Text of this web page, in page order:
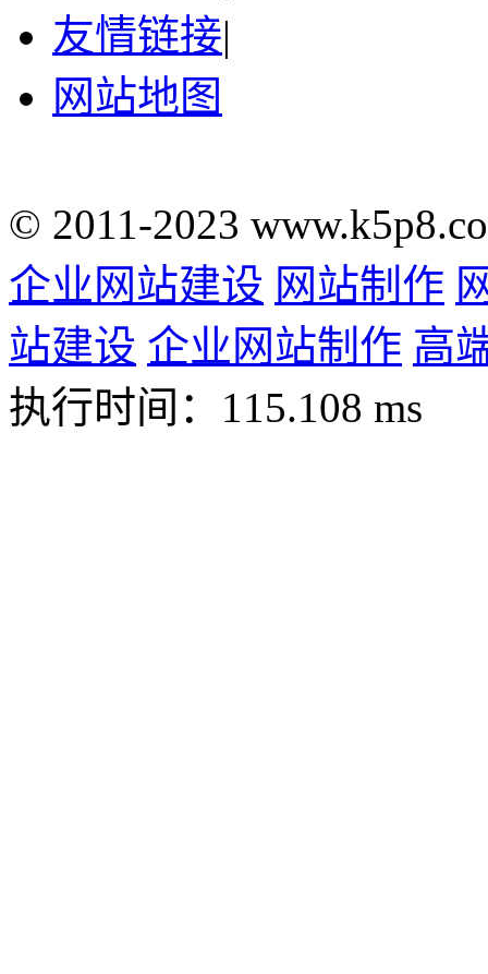
友情链接|
网站地图
© 2011-2023
企业网站建设 网站制作
站建设 企业网站制作 高
执行时间：115.108 ms